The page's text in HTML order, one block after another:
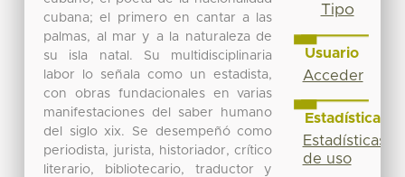
cubana; el primero en cantar a las
palmas, al mar y a la naturaleza de
su isla natal. Su multidisciplinaria
labor lo señala como un estadista,
con obras fundacionales en varias
manifestaciones del saber humano
del siglo xix. Se desempeñó como
periodista, jurista, historiador, crítico
literario, bibliotecario, traductor y
Tipo
Usuario
Acceder
Estadísticas
Estadísticas
de uso